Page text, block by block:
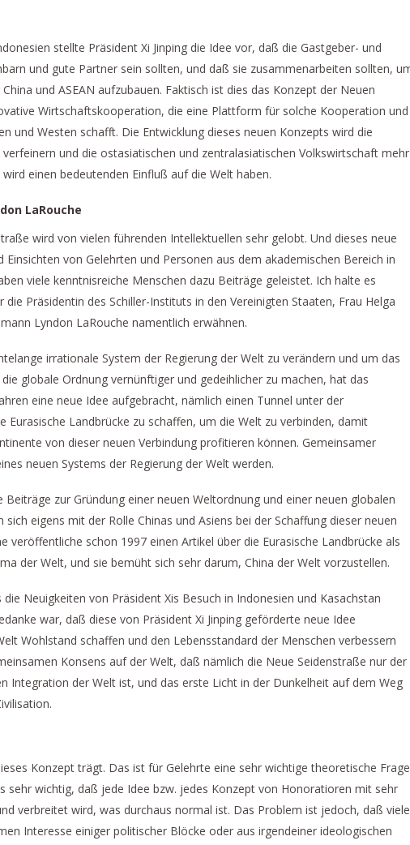
stellte Präsident Xi Jinping die Idee vor, daß die Gastgeber- und
und gute Partner sein sollten, und daß sie zusammenarbeiten sollten,
und ASEAN aufzubauen. Faktisch ist dies das Konzept der Neuen
Wirtschaftskooperation, die eine Plattform für solche Kooperation und
und Westen schafft. Die Entwicklung dieses neuen Konzepts wird die
und die ostasiatischen und zentralasiatischen Volkswirtschaft mehr
einen bedeutenden Einfluß auf die Welt haben.
LaRouche
wird von vielen führenden Intellektuellen sehr gelobt. Und dieses neue
von Gelehrten und Personen aus dem akademischen Bereich in
viele kenntnisreiche Menschen dazu Beiträge geleistet. Ich halte es
Präsidentin des Schiller-Instituts in den Vereinigten Staaten, Frau Helga
Lyndon LaRouche namentlich erwähnen.
irrationale System der Regierung der Welt zu verändern und um das
globale Ordnung vernünftiger und gedeihlicher zu machen, hat das
eine neue Idee aufgebracht, nämlich einen Tunnel unter der
Eurasische Landbrücke zu schaffen, um die Welt zu verbinden, damit
von dieser neuen Verbindung profitieren können. Gemeinsamer
neuen Systems der Regierung der Welt werden.
zur Gründung einer neuen Weltordnung und einer neuen globalen
sich eigens mit der Rolle Chinas und Asiens bei der Schaffung dieser neuen
veröffentliche schon 1997 einen Artikel über die Eurasische Landbrücke als
der Welt, und sie bemüht sich sehr darum, China der Welt vorzustellen.
Neuigkeiten von Präsident Xis Besuch in Indonesien und Kasachstan
war, daß diese von Präsident Xi Jinping geförderte neue Idee
Wohlstand schaffen und den Lebensstandard der Menschen verbessern
Konsens auf der Welt, daß nämlich die Neue Seidenstraße nur der
Integration der Welt ist, und das erste Licht in der Dunkelheit auf dem Weg
Konzept trägt. Das ist für Gelehrte eine sehr wichtige theoretische
sehr wichtig, daß jede Idee bzw. jedes Konzept von Honoratioren mit sehr
verbreitet wird, was durchaus normal ist. Das Problem ist jedoch, daß viele
Interesse einiger politischer Blöcke oder aus irgendeiner ideologischen